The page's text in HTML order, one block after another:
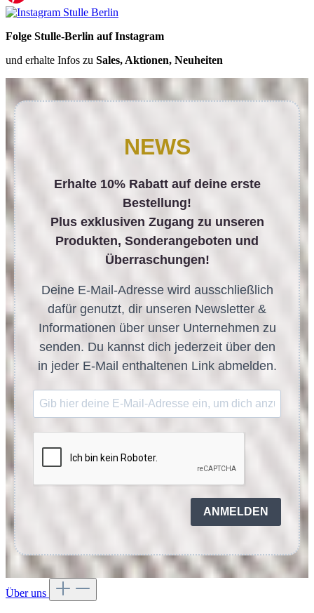
Folge Stulle-Berlin auf Instagram
und erhalte Infos zu Sales, Aktionen, Neuheiten
NEWS
Erhalte 10% Rabatt auf deine erste
Bestellung!
Plus exklusiven Zugang zu unseren
Produkten, Sonderangeboten und
Überraschungen!
Deine E-Mail-Adresse wird ausschließlich
dafür genutzt, dir unseren Newsletter &
Informationen über unser Unternehmen zu
senden. Du kannst dich jederzeit über den
in jeder E-Mail enthaltenen Link abmelden.
ANMELDEN
Über uns